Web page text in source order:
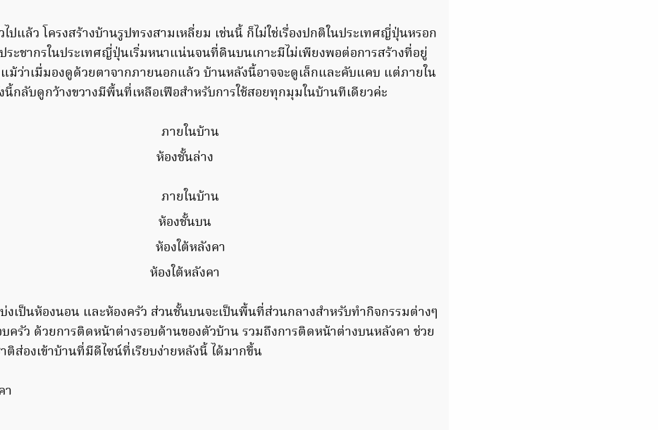
ปแล้ว โครงสร้างบ้านรูปทรงสามเหลี่ยม เช่นนี้ ก็ไม่ใช่เรื่องปกติในประเทศญี่ปุ่นหรอก
ระชากรในประเทศญี่ปุ่นเริ่มหนาแน่นจนที่ดินบนเกาะมีไม่เพียงพอต่อการสร้างที่อยู่
ม้ว่าเมื่มองดูด้วยตาจากภายนอกแล้ว บ้านหลังนี้อาจจะดูเล็กและคับแคบ แต่ภายใน
กลับดูกว้างขวางมีพื้นที่เหลือเฟือสำหรับการใช้สอยทุกมุมในบ้านทีเดียวค่ะ
ห้องชั้นล่าง
ห้องชั้นบน
ห้องใต้หลังคา
งเป็นห้องนอน และห้องครัว ส่วนชั้นบนจะเป็นพื้นที่ส่วนกลางสำหรับทำกิจกรรมต่างๆ
ครัว ด้วยการติดหน้าต่างรอบด้านของตัวบ้าน รวมถึงการติดหน้าต่างบนหลังคา ช่วย
ติส่องเข้าบ้านที่มีดีไซน์ที่เรียบง่ายหลังนี้ ได้มากขึ้น